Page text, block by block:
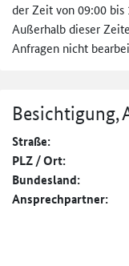
der Zeit von 09:00 bis
Außerhalb dieser
Anfragen nicht
Besichtigung,
Straße:
PLZ / Ort:
Bundesland:
Ansprechpartner: